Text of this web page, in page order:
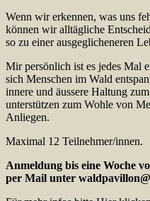
Wenn wir erkennen, was uns
können wir alltägliche
so zu einer ausgeglicheneren
Mir persönlich ist es jedes Mal
sich Menschen im Wald
innere und äussere Haltung
unterstützen zum Wohle von
Anliegen.
Maximal 12 Teilnehmer/innen.
Anmeldung bis eine Woche
per Mail unter